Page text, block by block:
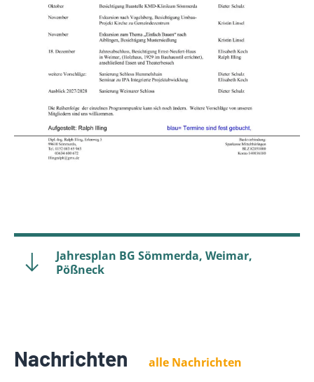
Jahresplan BG Sömmerda, Weimar,
Pößneck
Nachrichten alle Nachrichten